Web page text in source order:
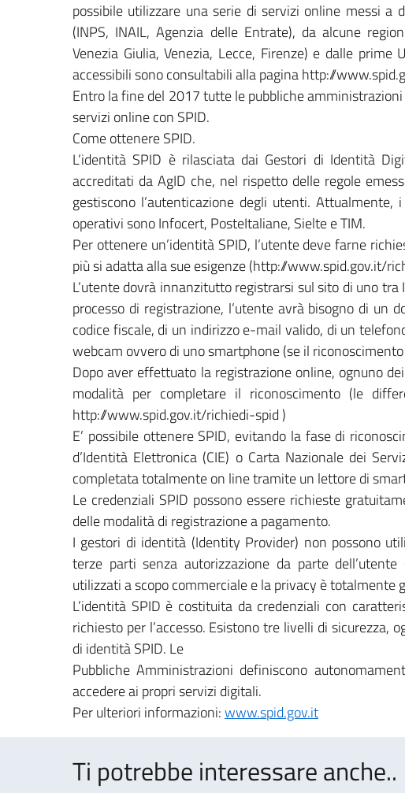
possibile utilizzare una serie di servizi online messi a
(INPS, INAIL, Agenzia delle Entrate), da alcune
Venezia Giulia, Venezia, Lecce, Firenze) e dalle
accessibili sono consultabili alla pagina http://
Entro la fine del 2017 tutte le pubbliche
servizi online con SPID.
Come ottenere SPID.
L’identità SPID è rilasciata dai Gestori di Identità
accreditati da AgID che, nel rispetto delle regole
gestiscono l’autenticazione degli utenti.
operativi sono Infocert, PosteItaliane, Sielte e TIM.
Per ottenere un’identità SPID, l’utente deve farne
più si adatta alla sue esigenze (http://www.spid.gov.it/
L’utente dovrà innanzitutto registrarsi sul sito di uno
processo di registrazione, l’utente avrà bisogno di un
codice fiscale, di un indirizzo e-mail valido, di un
webcam ovvero di uno smartphone (se il
Dopo aver effettuato la registrazione online, ognuno
modalità per completare il riconoscimento (le
http://www.spid.gov.it/richiedi-spid )
E’ possibile ottenere SPID, evitando la fase di
d’Identità Elettronica (CIE) o Carta Nazionale dei
completata totalmente on line tramite un lettore di
Le credenziali SPID possono essere richieste
delle modalità di registrazione a pagamento.
I gestori di identità (Identity Provider) non possono
terze parti senza autorizzazione da parte
utilizzati a scopo commerciale e la privacy è totalmente
L’identità SPID è costituita da credenziali con
richiesto per l’accesso. Esistono tre livelli di sicurezza,
di identità SPID. Le
Pubbliche Amministrazioni definiscono
accedere ai propri servizi digitali.
Per ulteriori informazioni:www.spid.gov.it
Ti potrebbe interessare anche..